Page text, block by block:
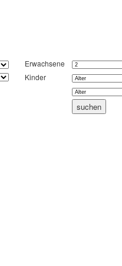
Erwachsene
Kinder